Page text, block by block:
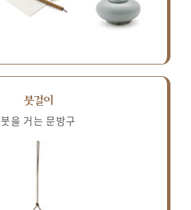
붓걸이
붓을 거는 문방구